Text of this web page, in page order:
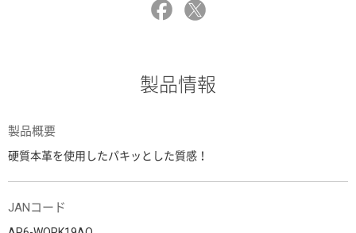
製品情報
製品概要
硬質本革を使用したパキッとした質感！
JANコード